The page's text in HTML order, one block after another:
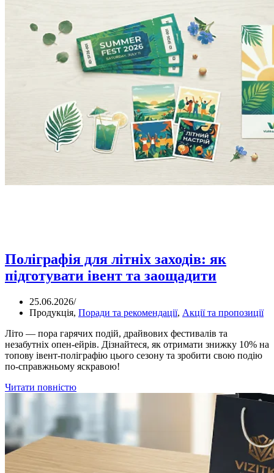
Поліграфія для літніх заходів: як
підготувати івент та заощадити
25.06.2026/
Продукція, Поради та рекомендації, Акції та пропозиції
Літо — пора гарячих подій, драйвових фестивалів та
незабутніх опен-ейрів. Дізнайтеся, як отримати знижку 10% на
топову івент-поліграфію цього сезону та зробити свою подію
по-справжньому яскравою!
Читати повністю